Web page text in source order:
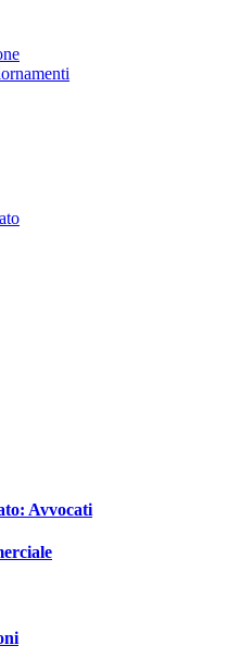
Avvocati